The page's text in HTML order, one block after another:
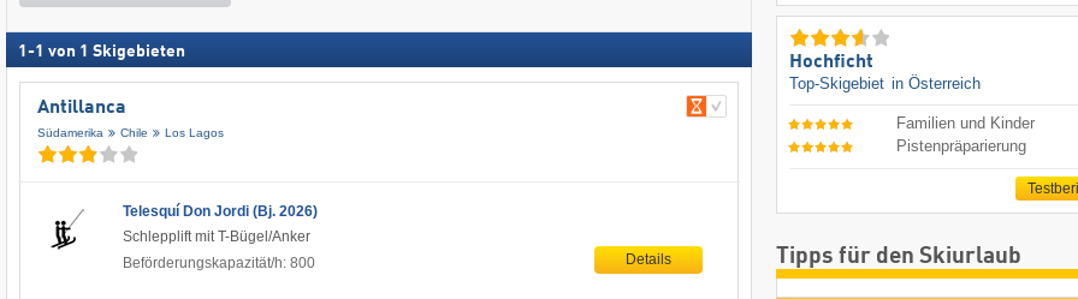
1 -1 von 1 Skigebieten
Antillanca
Südamerika Chile Los Lagos
Telesquí Don Jordi (Bj. 2026)
Schlepplift mit T-Bügel/Anker
Beförderungskapazität/h: 800
Details
Hochficht
Top-Skigebiet in Österreich
Familien und Kinder
Pistenpräparierung
Tipps für den Skiurlaub